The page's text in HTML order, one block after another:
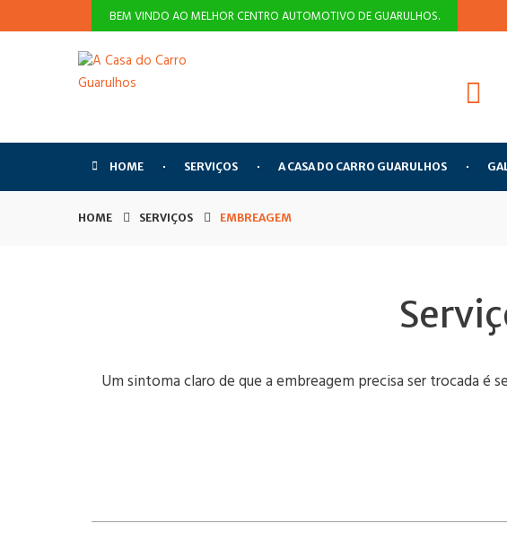
BEM VINDO AO MELHOR CENTRO AUTOMOTIVO DE GUARULHOS.
HOME SERVIÇOS A CASA DO CARRO GUARULHOS
HOME SERVIÇOS EMBREAGEM
Um sintoma claro de que a embreagem precisa ser trocada é